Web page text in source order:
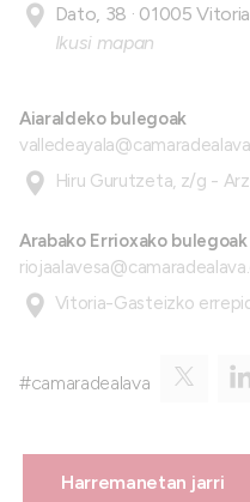
Dato, 38 · 01005
Ikusi mapan
Aiaraldeko bulegoak
Hiru Gurutzeta, z/g -
Arabako Errioxako bulegoak
Vitoria-Gasteizko
#camaradealava
Harremanetan jarri